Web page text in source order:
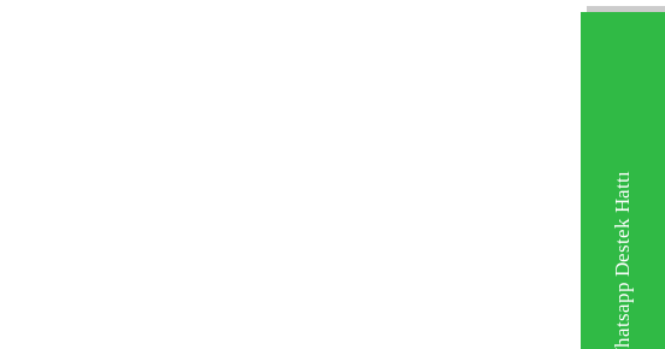
Whatsapp Destek Hattı